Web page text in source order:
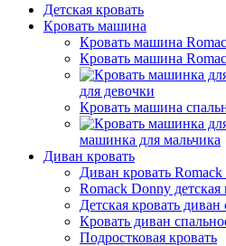
Детская кровать
Кровать машина
Кровать машина
Кровать машина
для девочки
Кровать машина
машинка для мальчика
Диван кровать
Диван кровать Romack
Romack Donny детская
Детская кровать
Кровать диван
Подростковая кровать